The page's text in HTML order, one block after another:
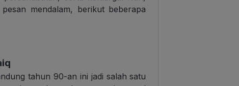
mendalam, berikut beberapa
tahun 90-an ini jadi salah satu